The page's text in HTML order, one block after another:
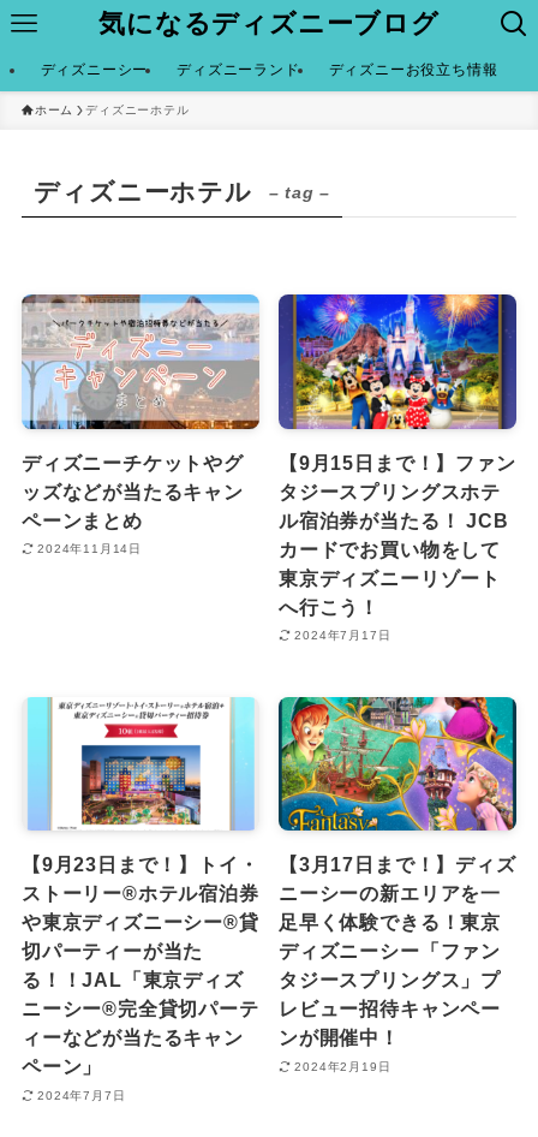
気になるディズニーブログ
ディズニーシー ディズニーランド ディズニーお役立ち情報
ホーム ディズニーホテル
ディズニーホテル – tag –
ディズニーチケットやグ
ッズなどが当たるキャン
ペーンまとめ
2024年11月14日
【9月15日まで！】ファン
タジースプリングスホテ
ル宿泊券が当たる！ JCB
カードでお買い物をして
東京ディズニーリゾート
へ行こう！
2024年7月17日
【9月23日まで！】トイ・
ストーリー®ホテル宿泊券
や東京ディズニーシー®︎貸
切パーティーが当た
る！！JAL「東京ディズ
ニーシー®完全貸切パーテ
ィーなどが当たるキャン
ペーン」
2024年7月7日
【3月17日まで！】ディズ
ニーシーの新エリアを一
足早く体験できる！東京
ディズニーシー「ファン
タジースプリングス」プ
レビュー招待キャンペー
ンが開催中！
2024年2月19日